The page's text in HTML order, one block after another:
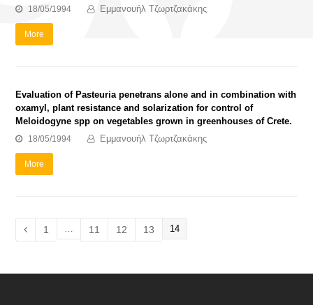
18/05/1994 Εμμανουήλ Τζωρτζακάκης
More
Evaluation of Pasteuria penetrans alone and in combination with
oxamyl, plant resistance and solarization for control of
Meloidogyne spp on vegetables grown in greenhouses of Crete.
18/05/1994 Εμμανουήλ Τζωρτζακάκης
More
Previous
Page
1 … Page
11 Page
12 Page
13 Page
14